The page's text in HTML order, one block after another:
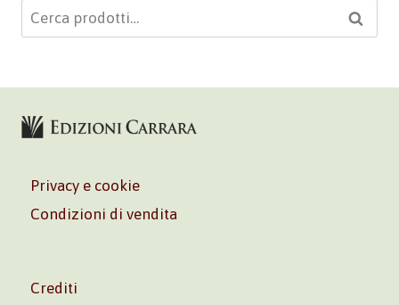
Cerca: Cerca
Privacy e cookie
Condizioni di vendita
Crediti